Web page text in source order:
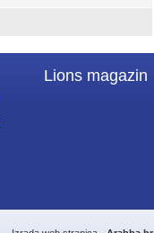
Lions magazin